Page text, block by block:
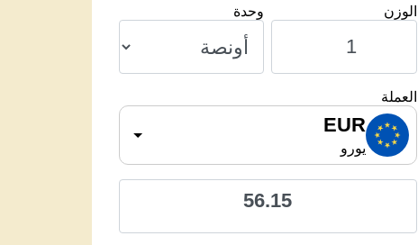
الوزن وحدة
العملة
EUR
يورو
56.15